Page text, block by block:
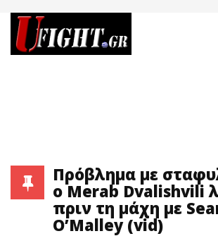
Πρόβλημα με
ο Merab Dvalishvili
πριν τη μάχη με
O’Malley (vid)